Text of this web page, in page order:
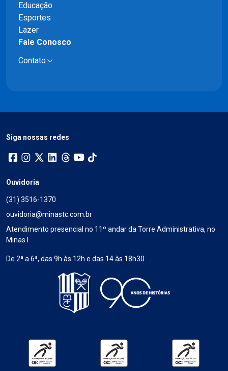
Educação
Esportes
Lazer
Fale Conosco
Contato
Siga nossas redes
Ouvidoria
(31) 3516-1370
ouvidoria@minastc.com.br
Atendimento presencial no 11º andar da Torre Administrativa, no
Minas I
De 2ª a 6ª, das 9h às 12h e das 14 às 18h30